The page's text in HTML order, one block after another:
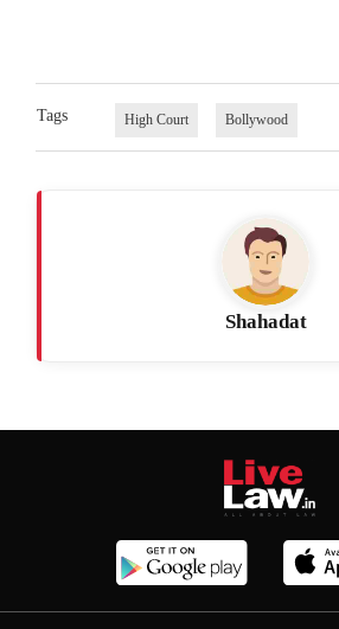
Tags High Court Bollywood
Shahadat